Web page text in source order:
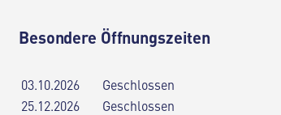
Besondere Öffnungszeiten
03.10.2026
Geschlossen
25.12.2026
Geschlossen